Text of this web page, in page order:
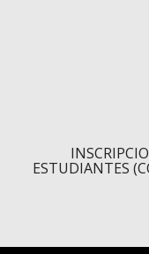
ESTUDIANTES